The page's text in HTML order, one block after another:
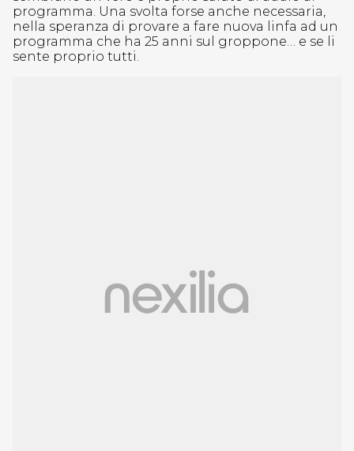
programma. Una svolta forse anche necessaria,
nella speranza di provare a fare nuova linfa ad un
programma che ha 25 anni sul groppone… e se li
sente proprio tutti.